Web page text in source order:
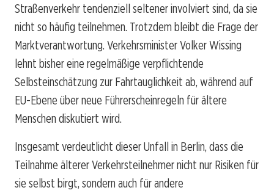
Straßenverkehr tendenziell seltener involviert sind, da sie
nicht so häufig teilnehmen. Trotzdem bleibt die Frage der
Marktverantwortung. Verkehrsminister Volker Wissing
lehnt bisher eine regelmäßige verpflichtende
Selbsteinschätzung zur Fahrtauglichkeit ab, während auf
EU-Ebene über neue Führerscheinregeln für ältere
Menschen diskutiert wird.
Insgesamt verdeutlicht dieser Unfall in Berlin, dass die
Teilnahme älterer Verkehrsteilnehmer nicht nur Risiken für
sie selbst birgt, sondern auch für andere